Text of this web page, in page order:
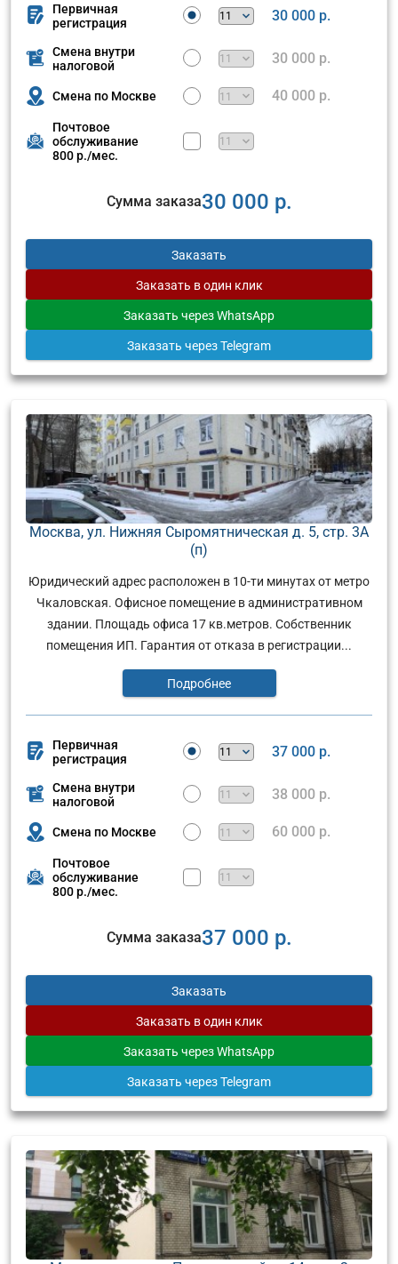
Первичная
регистрация
30 000 р.
Смена внутри
налоговой
30 000 р.
Смена по Москве 40 000 р.
Почтовое
обслуживание
800 р./мес.
Сумма заказа30 000 р.
Заказать
Заказать в один клик
Заказать через WhatsApp
Заказать через Telegram
Москва, ул. Нижняя Сыромятническая д. 5, стр. 3А
(п)
Юридический адрес расположен в 10-ти минутах от метро
Чкаловская. Офисное помещение в административном
здании. Площадь офиса 17 кв.метров. Собственник
помещения ИП. Гарантия от отказа в регистрации...
Подробнее
Первичная
регистрация
37 000 р.
Смена внутри
налоговой
38 000 р.
Смена по Москве 60 000 р.
Почтовое
обслуживание
800 р./мес.
Сумма заказа37 000 р.
Заказать
Заказать в один клик
Заказать через WhatsApp
Заказать через Telegram